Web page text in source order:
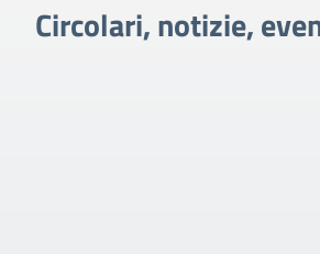
Circolari, notizie,